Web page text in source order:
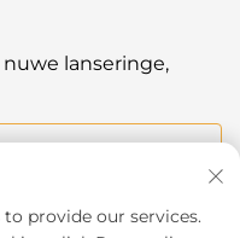
lanseringe,
provide our services.